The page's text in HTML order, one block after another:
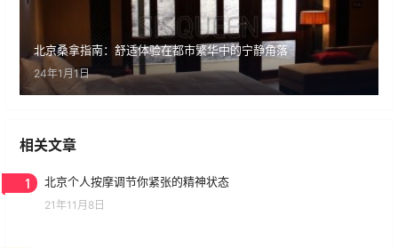
北京桑拿指南：舒适体验在都市繁华中的宁静角落
24年1月1日
相关文章
1 北京个人按摩调节你紧张的精神状态
21年11月8日